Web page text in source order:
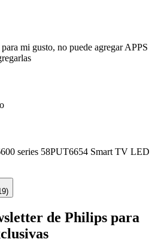
mi gusto, no puede agregar APPS
series 58PUT6654 Smart TV LED
de Philips para